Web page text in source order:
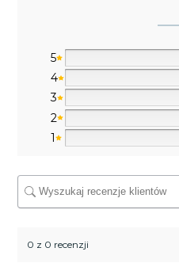
5
4
3
2
1
0 z 0 recenzji